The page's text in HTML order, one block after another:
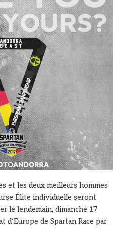
et les deux meilleurs hommes
Élite individuelle seront
le lendemain, dimanche 17
d’Europe de Spartan Race par